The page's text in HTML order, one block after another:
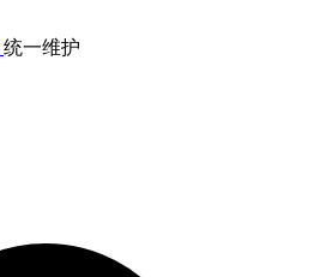
统一维护